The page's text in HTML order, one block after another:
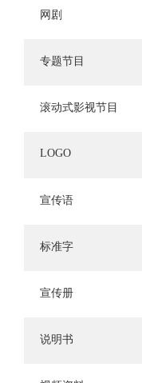
网剧
专题节目
滚动式影视节目
LOGO
宣传语
标准字
宣传册
说明书